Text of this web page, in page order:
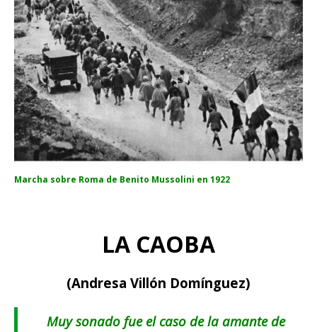
Marcha sobre Roma de Benito Mussolini en 1922
LA CAOBA
(Andresa Villón Domínguez)
Muy sonado fue el caso de la amante de